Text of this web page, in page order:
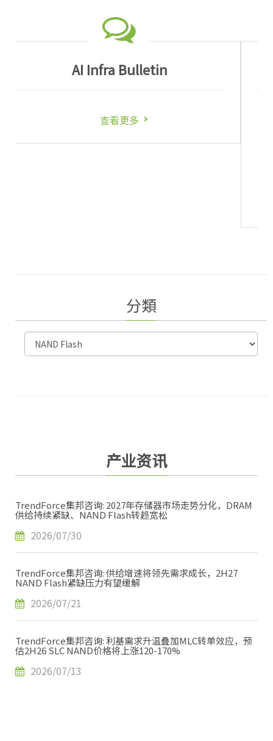
AI Server 套餐_簡
AI Server 季度报告
AI Server 产业数据
分類
产业资讯
TrendForce集邦咨询: 2027年存储器市场走势分化，DRAM
供给持续紧缺、NAND Flash转趋宽松
2026/07/30
TrendForce集邦咨询: 供给增速将领先需求成长，2H27
NAND Flash紧缺压力有望缓解
2026/07/21
TrendForce集邦咨询: 利基需求升温叠加MLC转单效应，预
估2H26 SLC NAND价格将上涨120-170%
2026/07/13